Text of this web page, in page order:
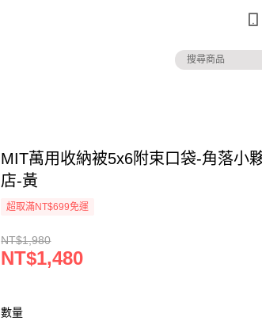
MIT萬用收納被5x6附束口袋-角落小
店-黃
超取滿NT$699免運
NT$1,980
NT$1,480
數量